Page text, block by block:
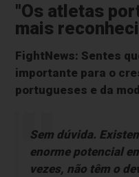
"Os atletas
mais
FightNews: Sentes
importante para o
portugueses e da
Sem dúvida.
enorme potencial
vezes, não têm o